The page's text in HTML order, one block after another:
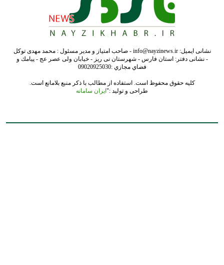
نشانی ایمیل: info@nayzinews.ir - صاحب امتیاز و مدیر مسئول : محمد مهدی توکل
- نشانی دفتر: استان فارس - شهرستان نی ریز - خیابان ولی عصر عج - پيامك و
فضاي مجازي :09020925030
کلیه حقوق محفوظ است. استفاده از مطالب با ذکر منبع بلامانع است.
طراحی و تولید :" ایران سامانه